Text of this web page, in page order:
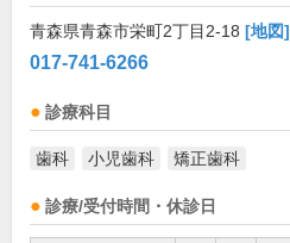
青森県青森市栄町2丁目2-18 [地図]
017-741-6266
診療科目
歯科 小児歯科 矯正歯科
診療/受付時間・休診日